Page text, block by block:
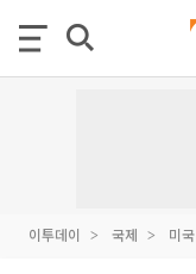
이투데이 국제 미국